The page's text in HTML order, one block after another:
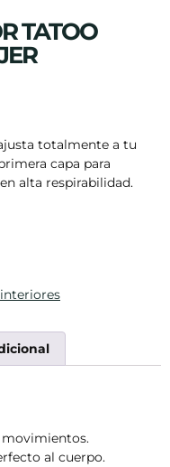
TATOO
totalmente a tu
capa para
alta respirabilidad.
al cuerpo.